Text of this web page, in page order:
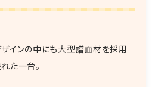
ザインの中にも大型譜面材を採用
た一台。